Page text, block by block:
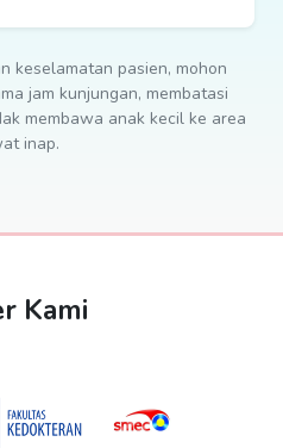
keselamatan pasien, mohon
jam kunjungan, membatasi
membawa anak kecil ke area
inap.
Kami